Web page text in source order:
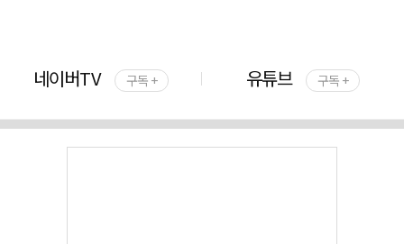
네이버TV 구독 + 유튜브 구독 +